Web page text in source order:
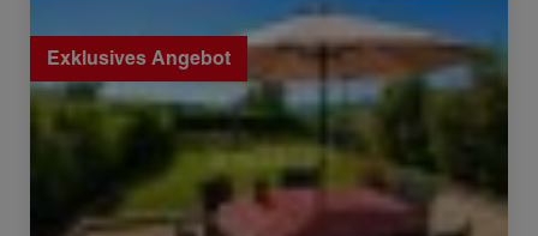
Verkauf Haus Clermont 4 Zimmer 90 m²
Exklusives Angebot